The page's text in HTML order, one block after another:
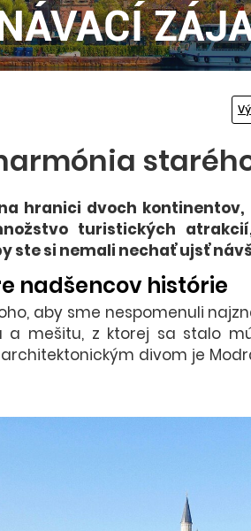
hranici dvoch
turistických
ste si nemali nechať ujsť
nadšencov histórie
aby sme nespomenuli
a mešitu, z ktorej sa stalo
divom je